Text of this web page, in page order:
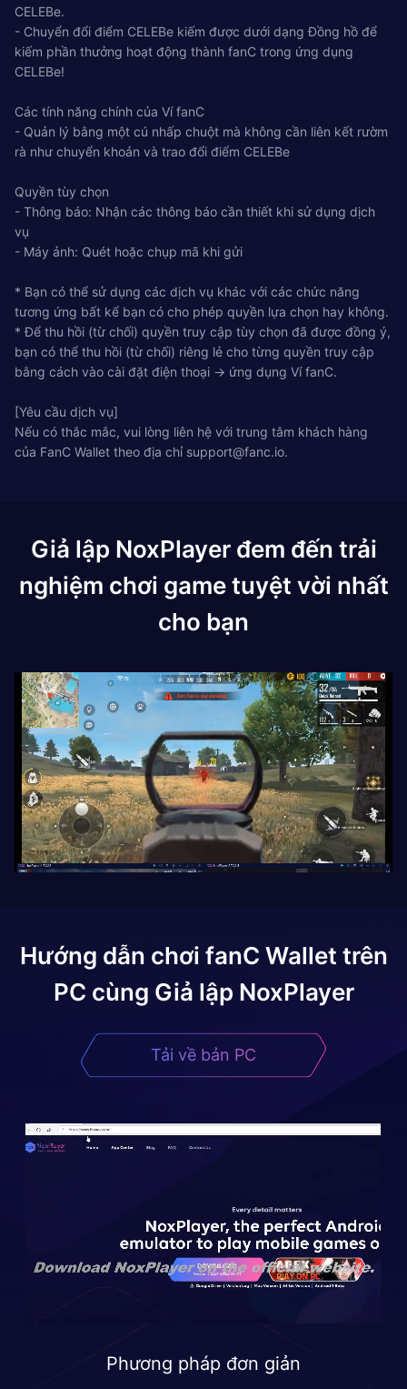
CELEBe.
- Chuyển đổi điểm CELEBe kiếm được dưới dạng Đồng hồ để
kiếm phần thưởng hoạt động thành fanC trong ứng dụng
CELEBe!
Các tính năng chính của Ví fanC
- Quản lý bằng một cú nhấp chuột mà không cần liên kết rườm
rà như chuyển khoản và trao đổi điểm CELEBe
Quyền tùy chọn
- Thông báo: Nhận các thông báo cần thiết khi sử dụng dịch
vụ
- Máy ảnh: Quét hoặc chụp mã khi gửi
* Bạn có thể sử dụng các dịch vụ khác với các chức năng
tương ứng bất kể bạn có cho phép quyền lựa chọn hay không.
* Để thu hồi (từ chối) quyền truy cập tùy chọn đã được đồng ý,
bạn có thể thu hồi (từ chối) riêng lẻ cho từng quyền truy cập
bằng cách vào cài đặt điện thoại → ứng dụng Ví fanC.
[Yêu cầu dịch vụ]
Nếu có thắc mắc, vui lòng liên hệ với trung tâm khách hàng
của FanC Wallet theo địa chỉ support@fanc.io.
Giả lập NoxPlayer đem đến trải
nghiệm chơi game tuyệt vời nhất
cho bạn
Hướng dẫn chơi fanC Wallet trên
PC cùng Giả lập NoxPlayer
Tải về bản PC
Phương pháp đơn giản